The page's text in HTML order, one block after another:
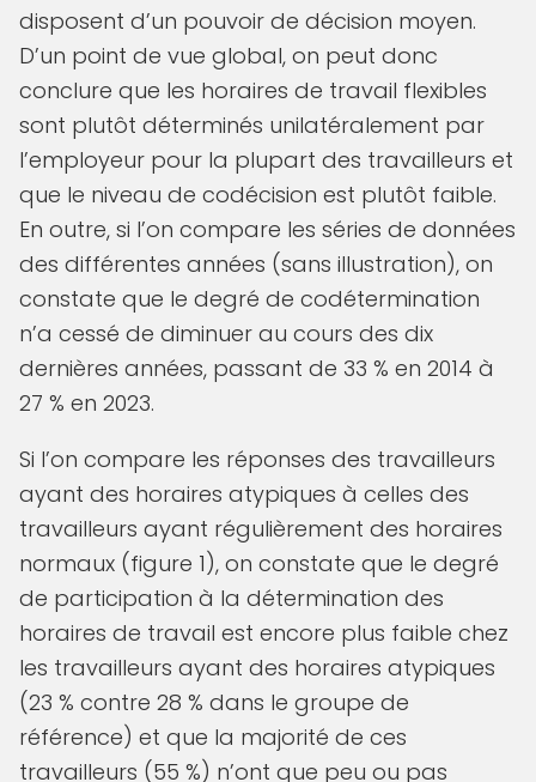
disposent d’un pouvoir de décision moyen.
D’un point de vue global, on peut donc
conclure que les horaires de travail flexibles
sont plutôt déterminés unilatéralement par
l’employeur pour la plupart des travailleurs et
que le niveau de codécision est plutôt faible.
En outre, si l’on compare les séries de données
des différentes années (sans illustration), on
constate que le degré de codétermination
n’a cessé de diminuer au cours des dix
dernières années, passant de 33 % en 2014 à
27 % en 2023.
Si l’on compare les réponses des travailleurs
ayant des horaires atypiques à celles des
travailleurs ayant régulièrement des horaires
normaux (figure 1), on constate que le degré
de participation à la détermination des
horaires de travail est encore plus faible chez
les travailleurs ayant des horaires atypiques
(23 % contre 28 % dans le groupe de
référence) et que la majorité de ces
travailleurs (55 %) n’ont que peu ou pas